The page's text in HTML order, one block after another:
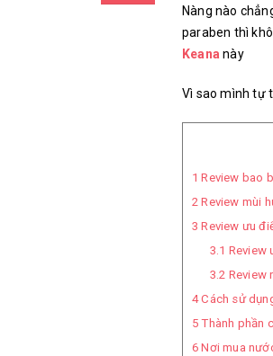
Nàng nào
paraben thì
Keana này
Vì sao mình tự
1 Review bao
2 Review mùi
3 Review ưu
3.1 Review
3.2 Review
4Cách sử
5 Thành phần
6 Nơi mua